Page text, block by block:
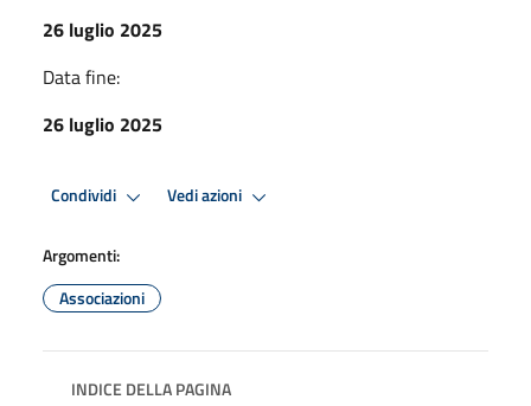
26 luglio 2025
Data fine:
26 luglio 2025
Condividi Vedi azioni
Argomenti:
Associazioni
INDICE DELLA PAGINA